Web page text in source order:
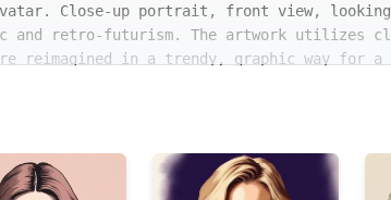
Close-up portrait, front view,
and retro-futurism. The artwork utilizes
reimagined in a trendy, graphic way for a